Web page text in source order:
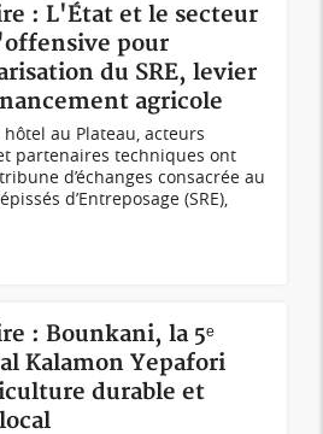
: L'État et le secteur
pour
du SRE, levier
agricole
au Plateau, acteurs
partenaires techniques ont
d’échanges consacrée au
d’Entreposage (SRE),
: Bounkani, la 5ᵉ
Kalamon Yepafori
durable et